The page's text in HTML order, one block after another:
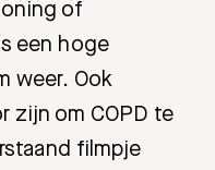
of
een hoge
weer. Ook
zijn om COPD te
filmpje